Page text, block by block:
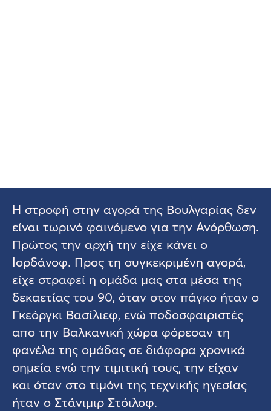
Η στροφή στην αγορά της Βουλγαρίας δεν
είναι τωρινό φαινόμενο για την Ανόρθωση.
Πρώτος την αρχή την είχε κάνει ο
Ιορδάνοφ. Προς τη συγκεκριμένη αγορά,
είχε στραφεί η ομάδα μας στα μέσα της
δεκαετίας του 90, όταν στον πάγκο ήταν ο
Γκεόργκι Βασίλιεφ, ενώ ποδοσφαιριστές
απο την Βαλκανική χώρα φόρεσαν τη
φανέλα της ομάδας σε διάφορα χρονικά
σημεία ενώ την τιμιτική τους, την είχαν
και όταν στο τιμόνι της τεχνικής ηγεσίας
ήταν ο Στάνιμιρ Στόιλοφ.